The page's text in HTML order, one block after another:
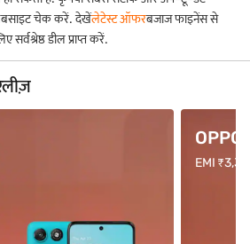
चेक करें. देखेंलेटेस्ट ऑफरबजाज फाइनेंस से
डील प्राप्त करें.
OPPO
EMI